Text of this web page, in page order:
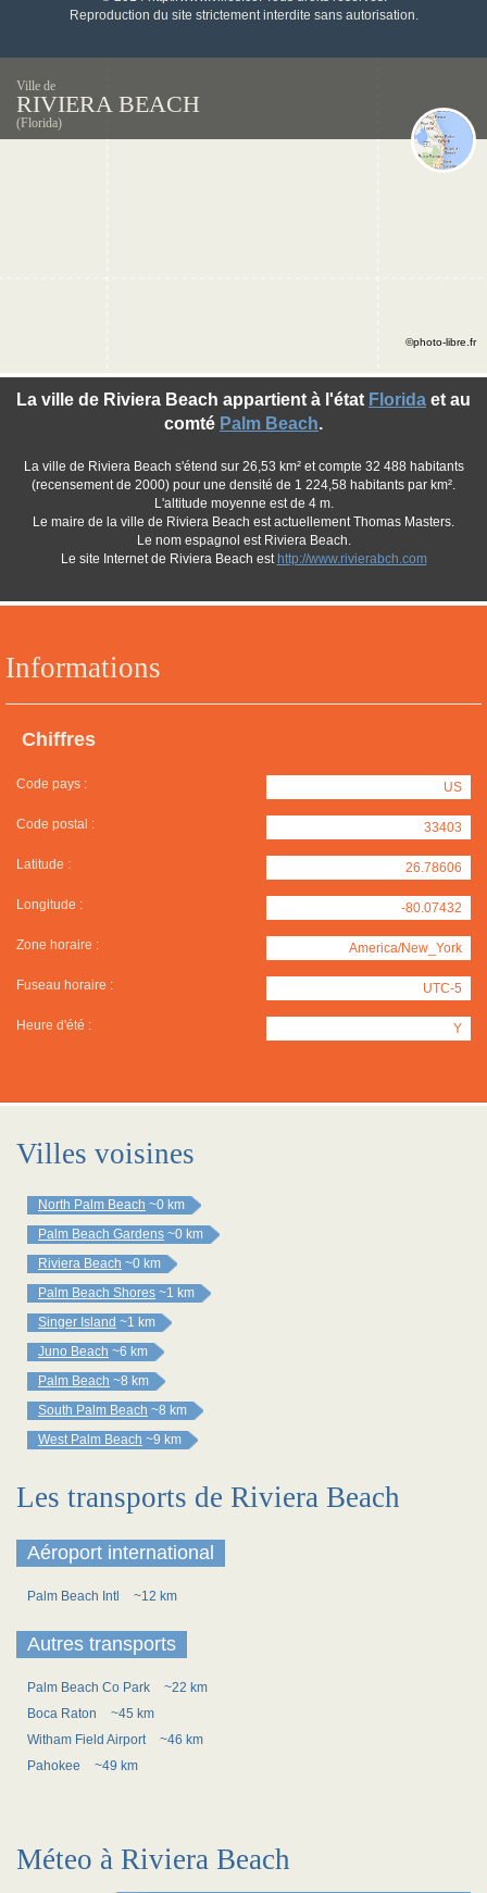
Reproduction du site strictement interdite sans autorisation.
Ville de
RIVIERA BEACH
(Florida)
Informations
Chiffres
Code pays : US
Code postal : 33403
Latitude : 26.78606
Longitude : -80.07432
Zone horaire : America/New_York
Fuseau horaire : UTC-5
Heure d'été : Y
La ville de Riviera Beach appartient à l'état Florida et au
comté Palm Beach.
La ville de Riviera Beach s'étend sur 26,53 km² et compte 32 488 habitants
(recensement de 2000) pour une densité de 1 224,58 habitants par km².
L'altitude moyenne est de 4 m.
Le maire de la ville de Riviera Beach est actuellement Thomas Masters.
Le nom espagnol est Riviera Beach.
Le site Internet de Riviera Beach est http://www.rivierabch.com
©photo-libre.fr
Villes voisines
North Palm Beach ~0 km
Palm Beach Gardens ~0 km
Riviera Beach ~0 km
Palm Beach Shores ~1 km
Singer Island ~1 km
Juno Beach ~6 km
Palm Beach ~8 km
South Palm Beach ~8 km
West Palm Beach ~9 km
Les transports de Riviera Beach
Aéroport international
Palm Beach Intl ~12 km
Autres transports
Palm Beach Co Park
~22 km
Boca Raton
~45 km
Witham Field Airport
~46 km
Pahokee
~49 km
Méteo à Riviera Beach